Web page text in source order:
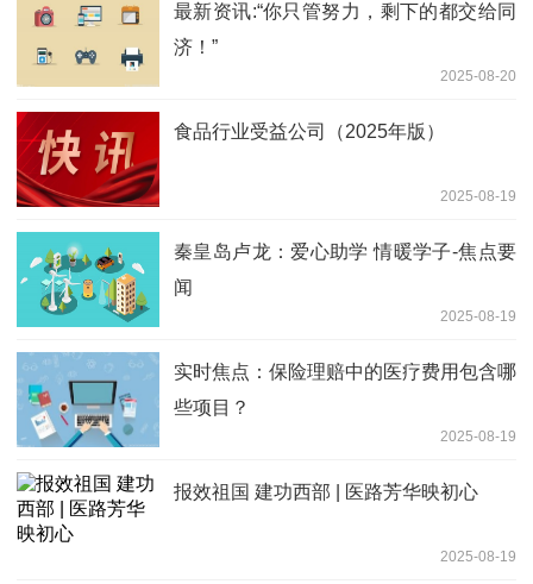
最新资讯:“你只管努力，剩下的都交给同
济！”
2025-08-20
食品行业受益公司（2025年版）
2025-08-19
秦皇岛卢龙：爱心助学 情暖学子-焦点要
闻
2025-08-19
实时焦点：保险理赔中的医疗费用包含哪
些项目？
2025-08-19
报效祖国 建功西部 | 医路芳华映初心
2025-08-19